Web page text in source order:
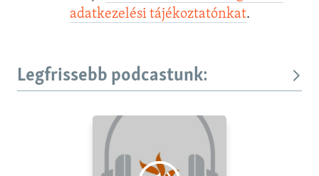
adatkezelési tájékoztatónkat.
Legfrissebb podcastunk: